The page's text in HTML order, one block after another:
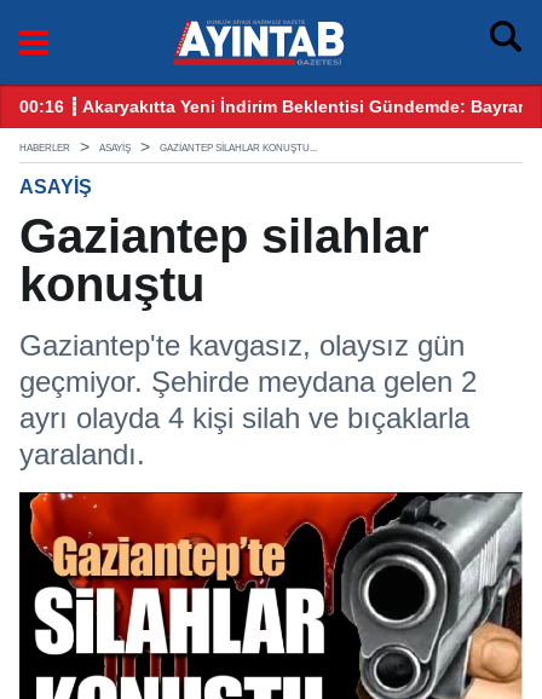
Bayram Öncesi Gözler Benzin ve Motorinde
12:25 ┋ CHP Gaziantep Karıştı: Ankara’dan Gelen
HABERLER ASAYIŞ GAZIANTEP SILAHLAR KONUŞTU...
ASAYIŞ
Gaziantep silahlar
konuştu
Gaziantep'te kavgasız, olaysız gün
geçmiyor. Şehirde meydana gelen 2
ayrı olayda 4 kişi silah ve bıçaklarla
yaralandı.